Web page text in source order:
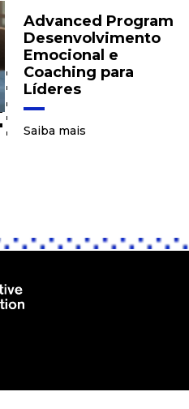
Advanced Program
Desenvolvimento
Emocional e
Coaching para
Líderes
Saiba mais